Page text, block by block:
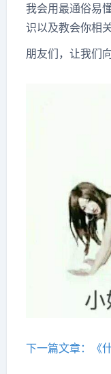
我会用最通俗易
识以及教会你相
朋友们，让我们
下一篇文章：《